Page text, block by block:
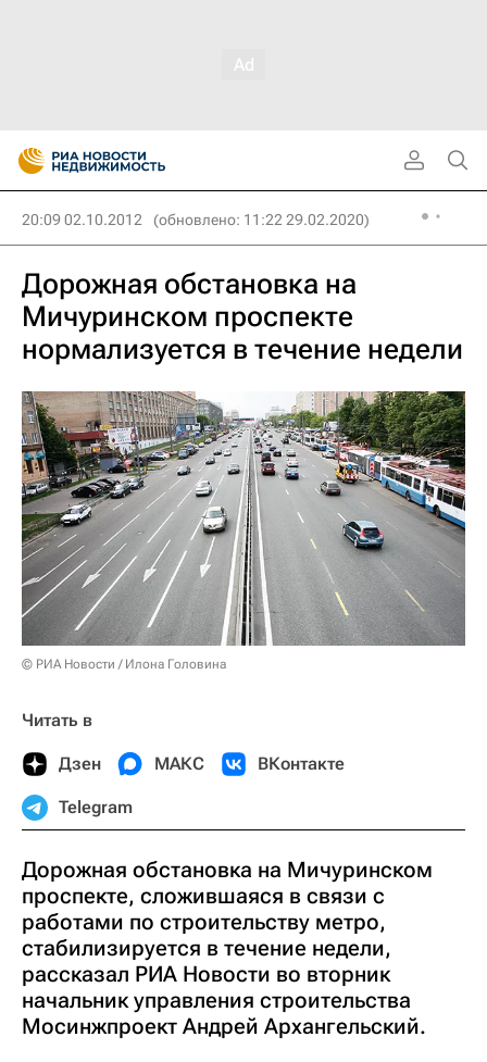
20:09 02.10.2012 (обновлено: 11:22 29.02.2020)
Дорожная обстановка на
Мичуринском проспекте
нормализуется в течение недели
© РИА Новости / Илона Головина
Читать в
Дзен МАКС ВКонтакте
Telegram
Дорожная обстановка на Мичуринском
проспекте, сложившаяся в связи с
работами по строительству метро,
стабилизируется в течение недели,
рассказал РИА Новости во вторник
начальник управления строительства
Мосинжпроект Андрей Архангельский.